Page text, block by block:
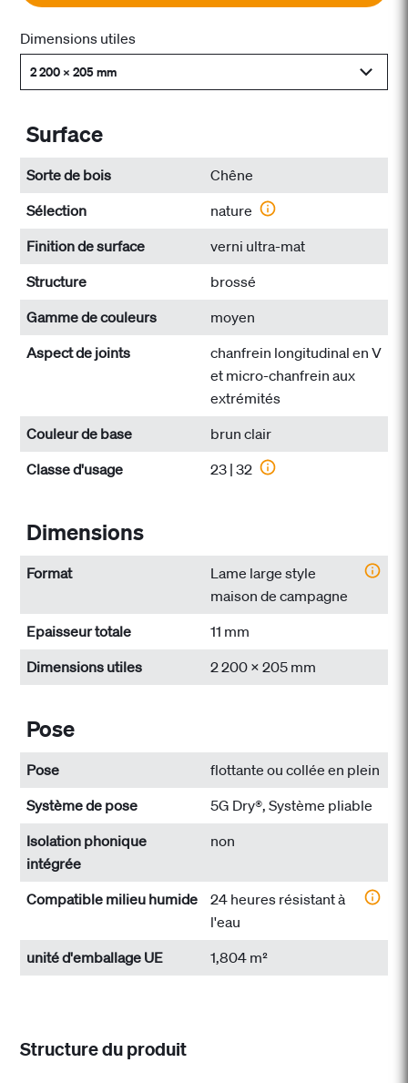
Dimensions utiles
2 200 x 205 mm
Surface
Sorte de bois
Chêne
Sélection
nature
Finition de surface
verni ultra-mat
Structure
brossé
Gamme de couleurs
moyen
Aspect de joints
chanfrein longitudinal en V
et micro-chanfrein aux
extrémités
Couleur de base
brun clair
Classe d'usage
23 | 32
Dimensions
Format
Lame large style
maison de campagne
Epaisseur totale
11 mm
Dimensions utiles
2 200 x 205 mm
Pose
Pose
flottante ou collée en plein
Système de pose
5G Dry®, Système pliable
Isolation phonique
intégrée
non
Compatible milieu humide
24 heures résistant à
l'eau
unité d'emballage UE
1,804 m²
Structure du produit